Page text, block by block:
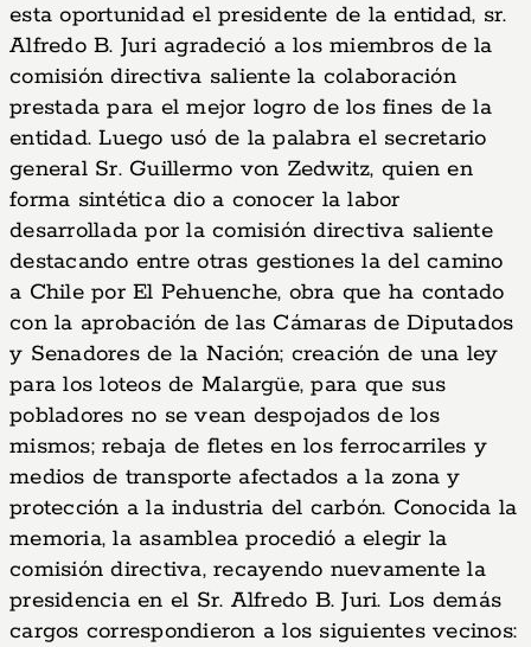
esta oportunidad el presidente de la entidad, sr.
Alfredo B. Juri agradeció a los miembros de la
comisión directiva saliente la colaboración
prestada para el mejor logro de los fines de la
entidad. Luego usó de la palabra el secretario
general Sr. Guillermo von Zedwitz, quien en
forma sintética dio a conocer la labor
desarrollada por la comisión directiva saliente
destacando entre otras gestiones la del camino
a Chile por El Pehuenche, obra que ha contado
con la aprobación de las Cámaras de Diputados
y Senadores de la Nación; creación de una ley
para los loteos de Malargüe, para que sus
pobladores no se vean despojados de los
mismos; rebaja de fletes en los ferrocarriles y
medios de transporte afectados a la zona y
protección a la industria del carbón. Conocida la
memoria, la asamblea procedió a elegir la
comisión directiva, recayendo nuevamente la
presidencia en el Sr. Alfredo B. Juri. Los demás
cargos correspondieron a los siguientes vecinos: